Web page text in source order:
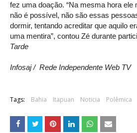
fez uma doação. “Na mesma hora ele
não é possível, não são essas
dormir, tentando acreditar que aquilo
uma mentira”, contou Zé durante
Tarde
Infosaj / Rede Independente Web TV
Tags: Bahia Itapuan Noticia Polêmica